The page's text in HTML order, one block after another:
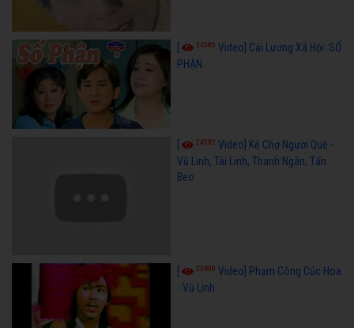
34585 Video] Cải Lương Xã Hội: SỐ
PHẬN
24592 Video] Kẻ Chợ Người Quê -
Vũ Linh, Tài Linh, Thanh Ngân, Tấn
Beo
23608 Video] Phạm Công Cúc Hoa
- Vũ Linh